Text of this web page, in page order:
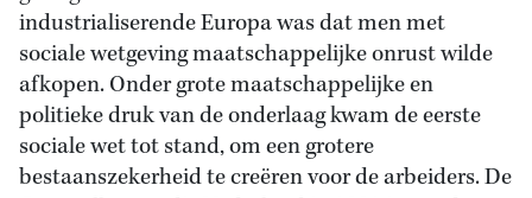
industrialiserende Europa was dat men met
sociale wetgeving maatschappelijke onrust wilde
afkopen. Onder grote maatschappelijke en
politieke druk van de onderlaag kwam de eerste
sociale wet tot stand, om een grotere
bestaanszekerheid te creëren voor de arbeiders. De